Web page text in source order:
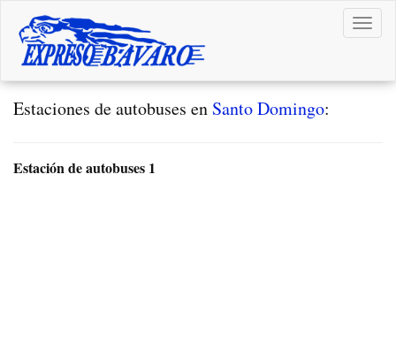
Estaciones de autobuses en Santo Domingo:
Estación de autobuses 1